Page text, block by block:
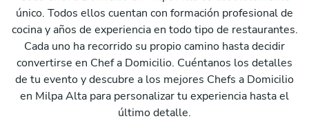
único. Todos ellos cuentan con formación profesional de
cocina y años de experiencia en todo tipo de restaurantes.
Cada uno ha recorrido su propio camino hasta decidir
convertirse en Chef a Domicilio. Cuéntanos los detalles
de tu evento y descubre a los mejores Chefs a Domicilio
en Milpa Alta para personalizar tu experiencia hasta el
último detalle.